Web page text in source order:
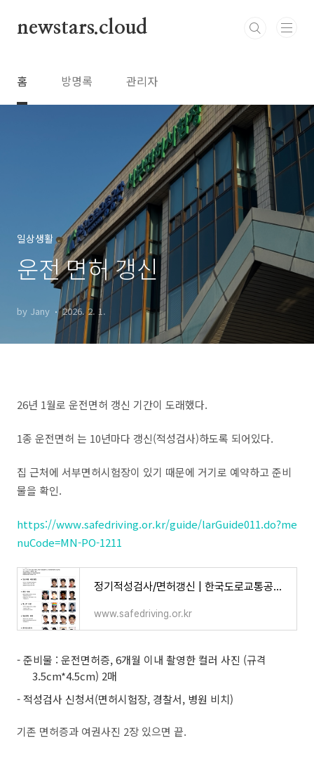
newstars.cloud
홈 방명록 관리자
일상생활
운전 면허 갱신
by Jany 2026. 2. 1.
26년 1월로 운전면허 갱신 기간이 도래했다.
1종 운전면허 는 10년마다 갱신(적성검사)하도록 되어있다.
집 근처에 서부면허시험장이 있기 때문에 거기로 예약하고 준비
물을 확인.
https://www.safedriving.or.kr/guide/larGuide011.do?me
nuCode=MN-PO-1211
정기적성검사/면허갱신 | 한국도로교통공단 안전운전 통합민원
www.safedriving.or.kr
- 준비물 : 운전면허증, 6개월 이내 촬영한 컬러 사진 (규격
3.5cm*4.5cm) 2매
- 적성검사 신청서(면허시험장, 경찰서, 병원 비치)
기존 면허증과 여권사진 2장 있으면 끝.